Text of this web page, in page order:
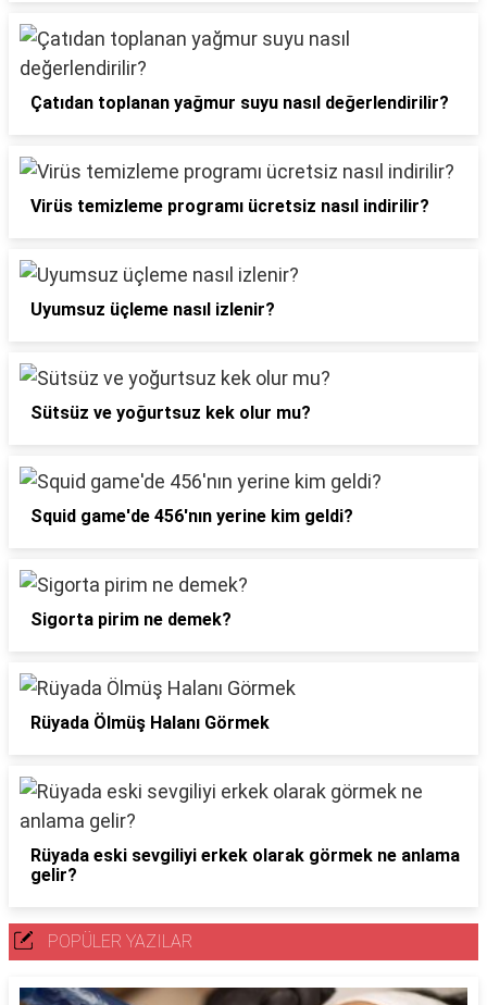
Çatıdan toplanan yağmur suyu nasıl değerlendirilir?
Virüs temizleme programı ücretsiz nasıl indirilir?
Uyumsuz üçleme nasıl izlenir?
Sütsüz ve yoğurtsuz kek olur mu?
Squid game'de 456'nın yerine kim geldi?
Sigorta pirim ne demek?
Rüyada Ölmüş Halanı Görmek
Rüyada eski sevgiliyi erkek olarak görmek ne anlama
gelir?
POPÜLER YAZILAR